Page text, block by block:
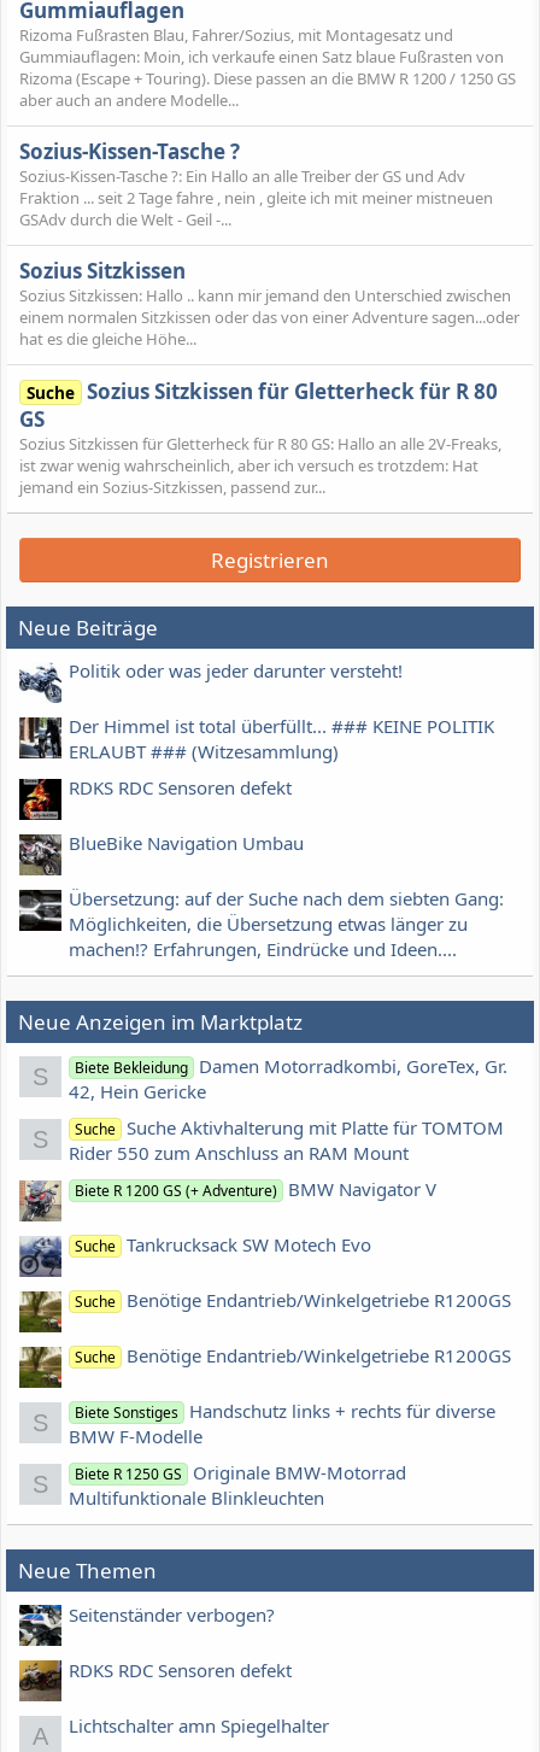
Gummiauflagen
Rizoma Fußrasten Blau, Fahrer/Sozius, mit Montagesatz und
Gummiauflagen: Moin, ich verkaufe einen Satz blaue Fußrasten von
Rizoma (Escape + Touring). Diese passen an die BMW R 1200 / 1250 GS
aber auch an andere Modelle...
Sozius-Kissen-Tasche ?
Sozius-Kissen-Tasche ?: Ein Hallo an alle Treiber der GS und Adv
Fraktion ... seit 2 Tage fahre , nein , gleite ich mit meiner mistneuen
GSAdv durch die Welt - Geil -...
Sozius Sitzkissen
Sozius Sitzkissen: Hallo .. kann mir jemand den Unterschied zwischen
einem normalen Sitzkissen oder das von einer Adventure sagen...oder
hat es die gleiche Höhe...
Suche Sozius Sitzkissen für Gletterheck für R 80
GS
Sozius Sitzkissen für Gletterheck für R 80 GS: Hallo an alle 2V-Freaks,
ist zwar wenig wahrscheinlich, aber ich versuch es trotzdem: Hat
jemand ein Sozius-Sitzkissen, passend zur...
Registrieren
Neue Beiträge
Politik oder was jeder darunter versteht!
Der Himmel ist total überfüllt... ### KEINE POLITIK
ERLAUBT ### (Witzesammlung)
RDKS RDC Sensoren defekt
BlueBike Navigation Umbau
Übersetzung: auf der Suche nach dem siebten Gang:
Möglichkeiten, die Übersetzung etwas länger zu
machen!? Erfahrungen, Eindrücke und Ideen....
Neue Anzeigen im Marktplatz
S Biete Bekleidung Damen Motorradkombi, GoreTex, Gr.
42, Hein Gericke
S Suche Suche Aktivhalterung mit Platte für TOMTOM
Rider 550 zum Anschluss an RAM Mount
Biete R 1200 GS (+ Adventure) BMW Navigator V
Suche Tankrucksack SW Motech Evo
Suche Benötige Endantrieb/Winkelgetriebe R1200GS
Suche Benötige Endantrieb/Winkelgetriebe R1200GS
S Biete Sonstiges Handschutz links + rechts für diverse
BMW F-Modelle
S Biete R 1250 GS
Originale BMW-Motorrad
Multifunktionale Blinkleuchten
Neue Themen
Seitenständer verbogen?
RDKS RDC Sensoren defekt
A Lichtschalter amn Spiegelhalter